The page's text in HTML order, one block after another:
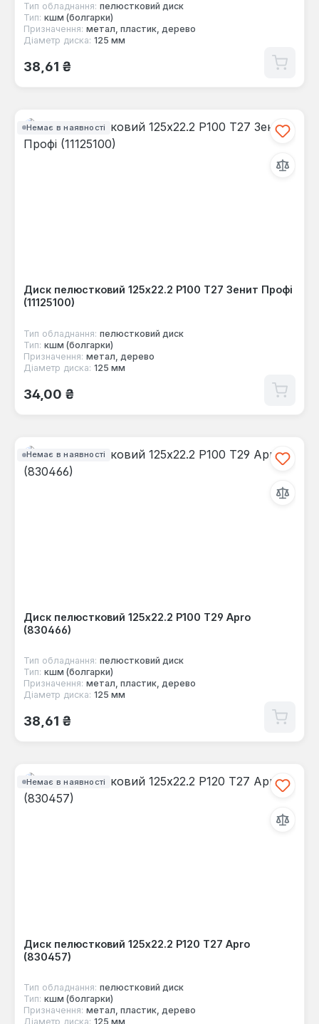
Тип обладнання: пелюстковий диск
Тип: кшм (болгарки)
Призначення: метал, пластик, дерево
Діаметр диска: 125 мм
Звичайна ціна:
38,61 ₴
Немає в наявності
Диск пелюстковий 125x22.2 Р100 Т27 Зенит Профі
(11125100)
Тип обладнання: пелюстковий диск
Тип: кшм (болгарки)
Призначення: метал, дерево
Діаметр диска: 125 мм
Звичайна ціна:
34,00 ₴
Немає в наявності
Диск пелюстковий 125x22.2 Р100 Т29 Apro
(830466)
Тип обладнання: пелюстковий диск
Тип: кшм (болгарки)
Призначення: метал, пластик, дерево
Діаметр диска: 125 мм
Звичайна ціна:
38,61 ₴
Немає в наявності
Диск пелюстковий 125x22.2 Р120 Т27 Apro
(830457)
Тип обладнання: пелюстковий диск
Тип: кшм (болгарки)
Призначення: метал, пластик, дерево
Діаметр диска: 125 мм